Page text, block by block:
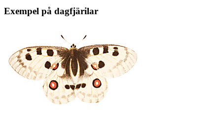
Exempel på dagfjärilar